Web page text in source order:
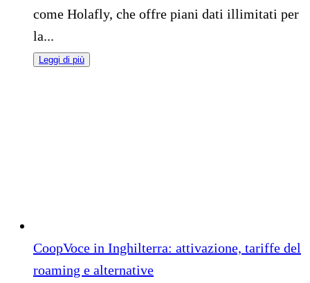
come Holafly, che offre piani dati illimitati per
la...
Leggi di più
CoopVoce in Inghilterra: attivazione, tariffe del
roaming e alternative